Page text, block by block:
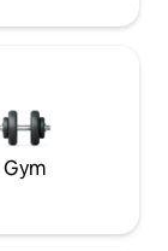
Gym